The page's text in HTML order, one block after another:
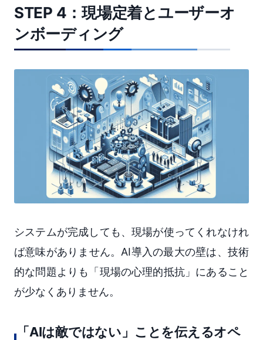
STEP 4：現場定着とユーザーオ
ンボーディング
システムが完成しても、現場が使ってくれなけれ
ば意味がありません。AI導入の最大の壁は、技術
的な問題よりも「現場の心理的抵抗」にあること
が少なくありません。
「AIは敵ではない」ことを伝えるオペ